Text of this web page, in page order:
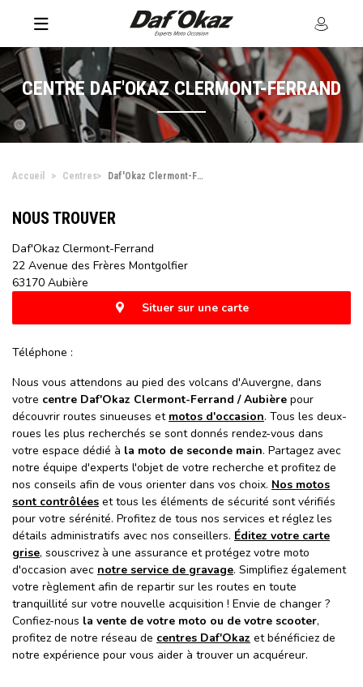
CENTRE DAF'OKAZ CLERMONT-FERRAND
Accueil Centres Daf'Okaz Clermont-Ferrand
NOUS TROUVER
Daf'Okaz Clermont-Ferrand
22 Avenue des Frères Montgolfier
63170 Aubière
Situer sur une carte
Téléphone :
Nous vous attendons au pied des volcans d'Auvergne, dans
votre centre Daf'Okaz Clermont-Ferrand / Aubière pour
découvrir routes sinueuses et motos d'occasion. Tous les deux-
roues les plus recherchés se sont donnés rendez-vous dans
votre espace dédié à la moto de seconde main. Partagez avec
notre équipe d'experts l'objet de votre recherche et profitez de
nos conseils afin de vous orienter dans vos choix. Nos motos
sont contrôlées et tous les éléments de sécurité sont vérifiés
pour votre sérénité. Profitez de tous nos services et réglez les
détails administratifs avec nos conseillers. Éditez votre carte
grise, souscrivez à une assurance et protégez votre moto
d'occasion avec notre service de gravage. Simplifiez également
votre règlement afin de repartir sur les routes en toute
tranquillité sur votre nouvelle acquisition ! Envie de changer ?
Confiez-nous la vente de votre moto ou de votre scooter,
profitez de notre réseau de centres Daf'Okaz et bénéficiez de
notre expérience pour vous aider à trouver un acquéreur.